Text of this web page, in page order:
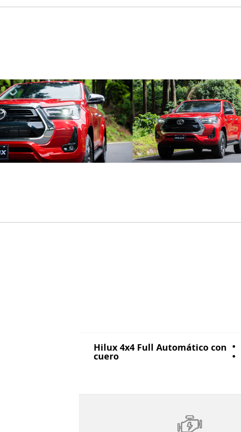
Hilux 4x4 Full Automático con
cuero